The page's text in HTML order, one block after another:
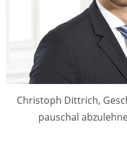
Christoph Dittrich,
pauschal